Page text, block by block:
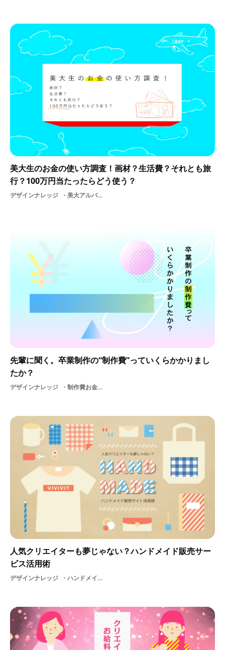
美大生のお金の使い方調査！画材？生活費？それとも旅
行？100万円当たったらどう使う？
デザインナレッジ 美大アルバイト美術アンケート芸術作品大学美大生大学生デザイン学生アート授業お金暮らし美大生アンケート画材制作絵
先輩に聞く。卒業制作の“制作費”っていくらかかりまし
たか？
デザインナレッジ 制作費お金卒業制作費用大学生卒展
人気クリエイターも夢じゃない？ハンドメイド販売サー
ビス活用術
デザインナレッジ ハンドメイド販売サービスお金サービスイラストレーターECサービスハンドメイドグッズ